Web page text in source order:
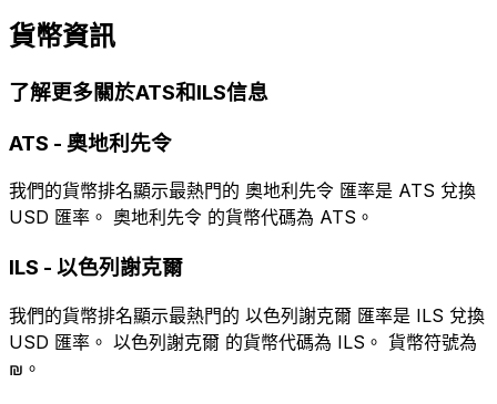
貨幣資訊
了解更多關於ATS和ILS信息
ATS - 奧地利先令
我們的貨幣排名顯示最熱門的 奧地利先令 匯率是 ATS 兌換
USD 匯率。 奧地利先令 的貨幣代碼為 ATS。
ILS - 以色列謝克爾
我們的貨幣排名顯示最熱門的 以色列謝克爾 匯率是 ILS 兌換
USD 匯率。 以色列謝克爾 的貨幣代碼為 ILS。 貨幣符號為
₪。